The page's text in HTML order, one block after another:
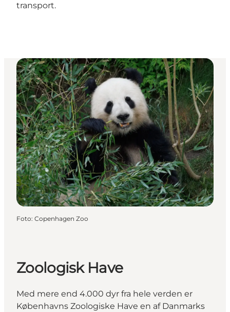
transport.
Foto: Copenhagen Zoo
Zoologisk Have
Med mere end 4.000 dyr fra hele verden er
Københavns Zoologiske Have en af Danmarks